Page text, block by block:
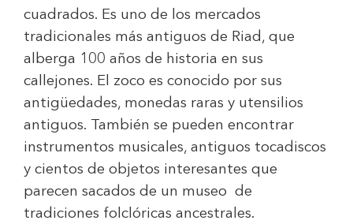
cuadrados. Es uno de los mercados
tradicionales más antiguos de Riad, que
alberga 100 años de historia en sus
callejones. El zoco es conocido por sus
antigüedades, monedas raras y utensilios
antiguos. También se pueden encontrar
instrumentos musicales, antiguos tocadiscos
y cientos de objetos interesantes que
parecen sacados de un museo de
tradiciones folclóricas ancestrales.